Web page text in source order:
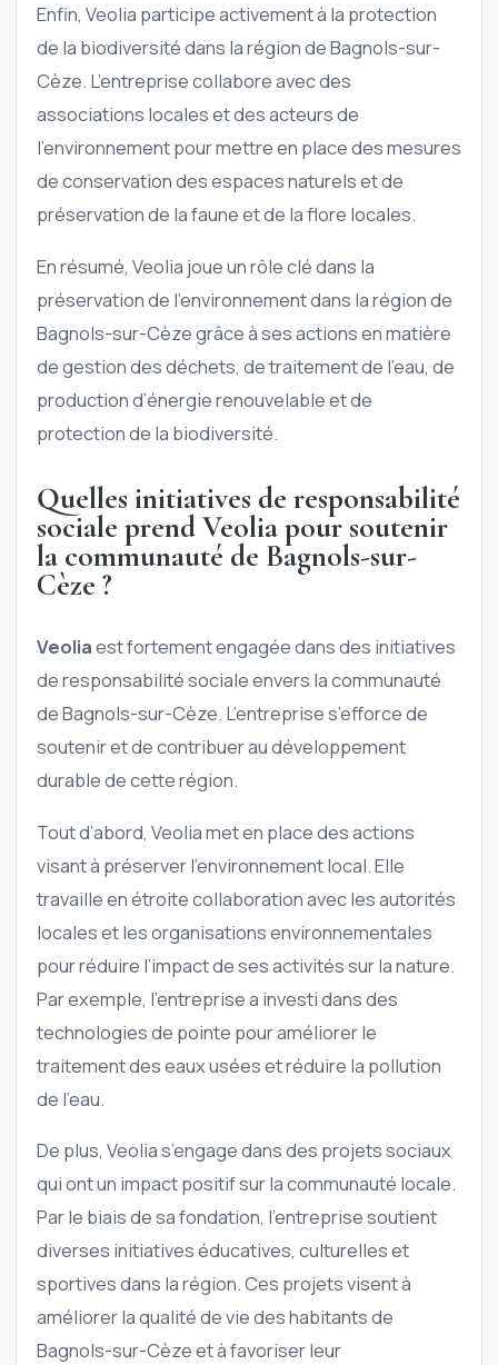
Enfin, Veolia participe activement à la protection
de la biodiversité dans la région de Bagnols-sur-
Cèze. L’entreprise collabore avec des
associations locales et des acteurs de
l’environnement pour mettre en place des mesures
de conservation des espaces naturels et de
préservation de la faune et de la flore locales.
En résumé, Veolia joue un rôle clé dans la
préservation de l’environnement dans la région de
Bagnols-sur-Cèze grâce à ses actions en matière
de gestion des déchets, de traitement de l’eau, de
production d’énergie renouvelable et de
protection de la biodiversité.
Quelles initiatives de responsabilité
sociale prend Veolia pour soutenir
la communauté de Bagnols-sur-
Cèze ?
Veoliaest fortement engagée dans des initiatives
de responsabilité sociale envers la communauté
de Bagnols-sur-Cèze. L’entreprise s’efforce de
soutenir et de contribuer au développement
durable de cette région.
Tout d’abord, Veolia met en place des actions
visant à préserver l’environnement local. Elle
travaille en étroite collaboration avec les autorités
locales et les organisations environnementales
pour réduire l’impact de ses activités sur la nature.
Par exemple, l’entreprise a investi dans des
technologies de pointe pour améliorer le
traitement des eaux usées et réduire la pollution
de l’eau.
De plus, Veolia s’engage dans des projets sociaux
qui ont un impact positif sur la communauté locale.
Par le biais de sa fondation, l’entreprise soutient
diverses initiatives éducatives, culturelles et
sportives dans la région. Ces projets visent à
améliorer la qualité de vie des habitants de
Bagnols-sur-Cèze et à favoriser leur